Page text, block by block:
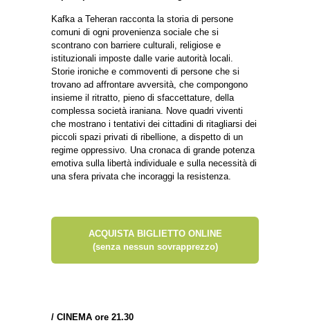
Kafka a Teheran racconta la storia di persone
comuni di ogni provenienza sociale che si
scontrano con barriere culturali, religiose e
istituzionali imposte dalle varie autorità locali.
Storie ironiche e commoventi di persone che si
trovano ad affrontare avversità, che compongono
insieme il ritratto, pieno di sfaccettature, della
complessa società iraniana. Nove quadri viventi
che mostrano i tentativi dei cittadini di ritagliarsi dei
piccoli spazi privati di ribellione, a dispetto di un
regime oppressivo. Una cronaca di grande potenza
emotiva sulla libertà individuale e sulla necessità di
una sfera privata che incoraggi la resistenza.
ACQUISTA BIGLIETTO ONLINE
(senza nessun sovrapprezzo)
/ CINEMA ore 21.30